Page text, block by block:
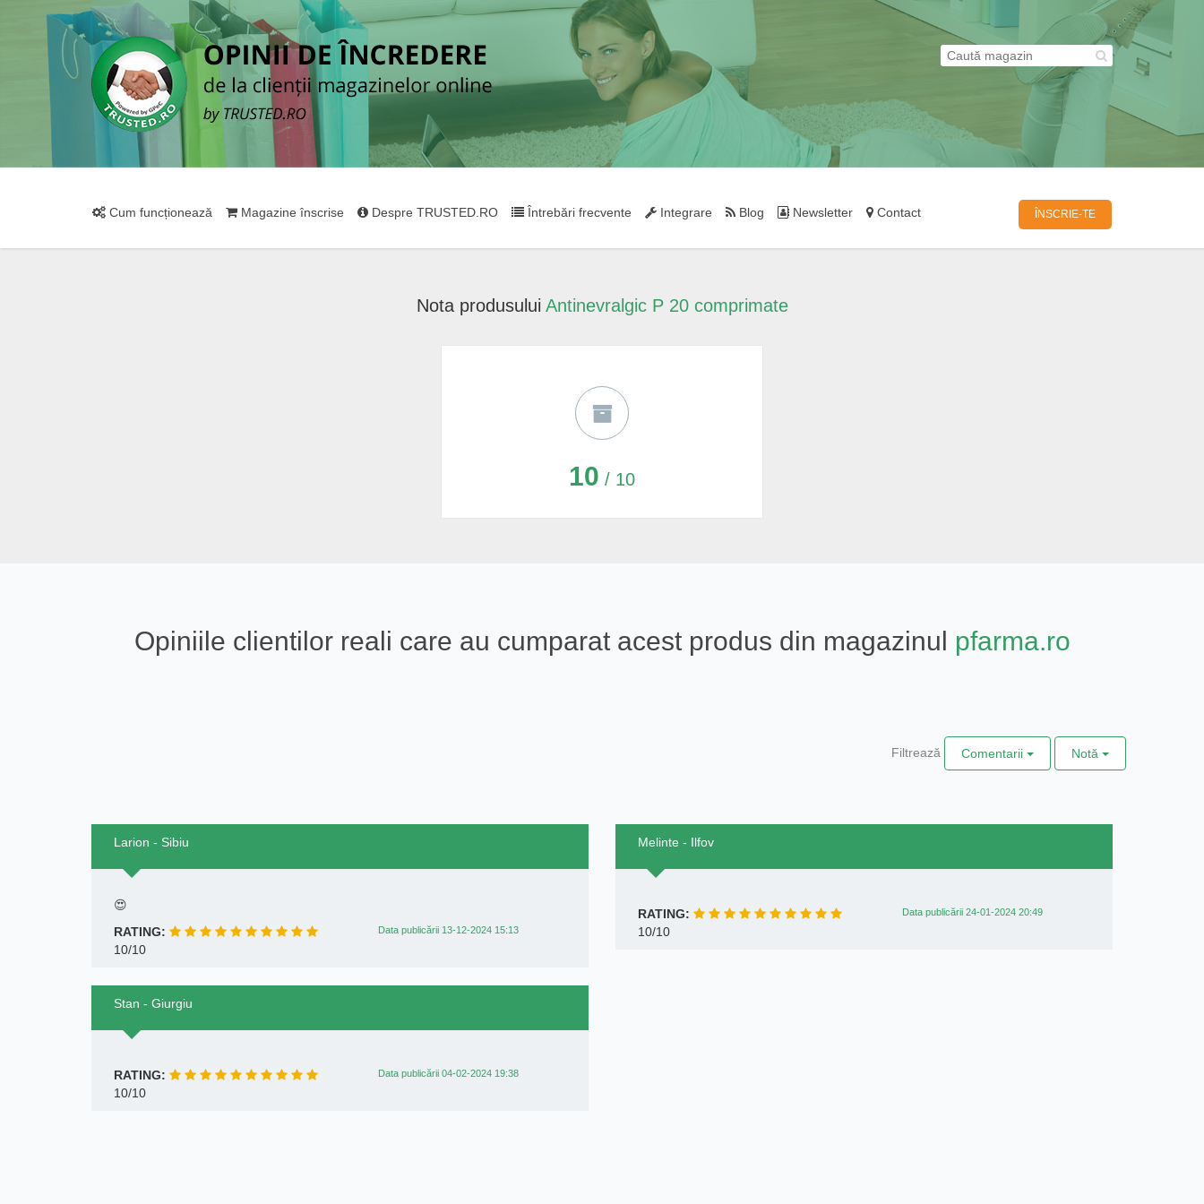
Cum funcționează Magazine înscrise Despre TRUSTED.RO Întrebări frecvente Integrare Blog Newsletter Contact ÎNSCRIE-TE
Nota produsului Antinevralgic P 20 comprimate
10 / 10
Opiniile clientilor reali care au cumparat acest produs din magazinul pfarma.ro
Filtrează Comentarii Notă
Larion - Sibiu
😍
RATING:
Data publicării 13-12-2024 15:13
10/10
Stan - Giurgiu
RATING: Data publicării 04-02-2024 19:38
10/10
Melinte - Ilfov
RATING: Data publicării 24-01-2024 20:49
10/10